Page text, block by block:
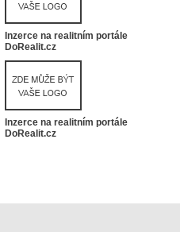
Inzerce na realitním portále
DoRealit.cz
Inzerce na realitním portále
DoRealit.cz